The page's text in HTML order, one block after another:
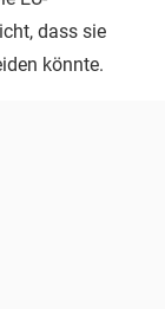
dass sie
könnte.